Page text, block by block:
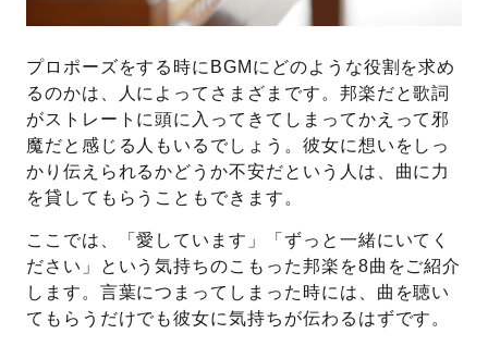
プロポーズをする時にBGMにどのような役割を求め
るのかは、人によってさまざまです。邦楽だと歌詞
がストレートに頭に入ってきてしまってかえって邪
魔だと感じる人もいるでしょう。彼女に想いをしっ
かり伝えられるかどうか不安だという人は、曲に力
を貸してもらうこともできます。
ここでは、「愛しています」「ずっと一緒にいてく
ださい」という気持ちのこもった邦楽を8曲をご紹介
します。言葉につまってしまった時には、曲を聴い
てもらうだけでも彼女に気持ちが伝わるはずです。